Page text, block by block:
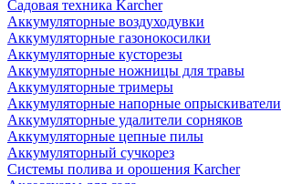
Садовая техника Karcher
Аккумуляторные воздуходувки
Аккумуляторные газонокосилки
Аккумуляторные кусторезы
Аккумуляторные ножницы для травы
Аккумуляторные тримеры
Аккумуляторные напорные опрыскиватели
Аккумуляторные удалители сорняков
Аккумуляторные цепные пилы
Аккумуляторный сучкорез
Системы полива и орошения Karcher